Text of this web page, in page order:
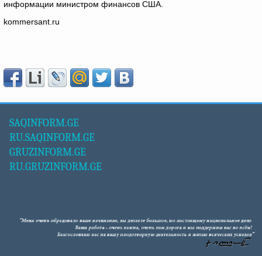
информации министром финансов США.
kommersant.ru
SAQINFORM.GE
RU.SAQINFORM.GE
GRUZINFORM.GE
RU.GRUZINFORM.GE